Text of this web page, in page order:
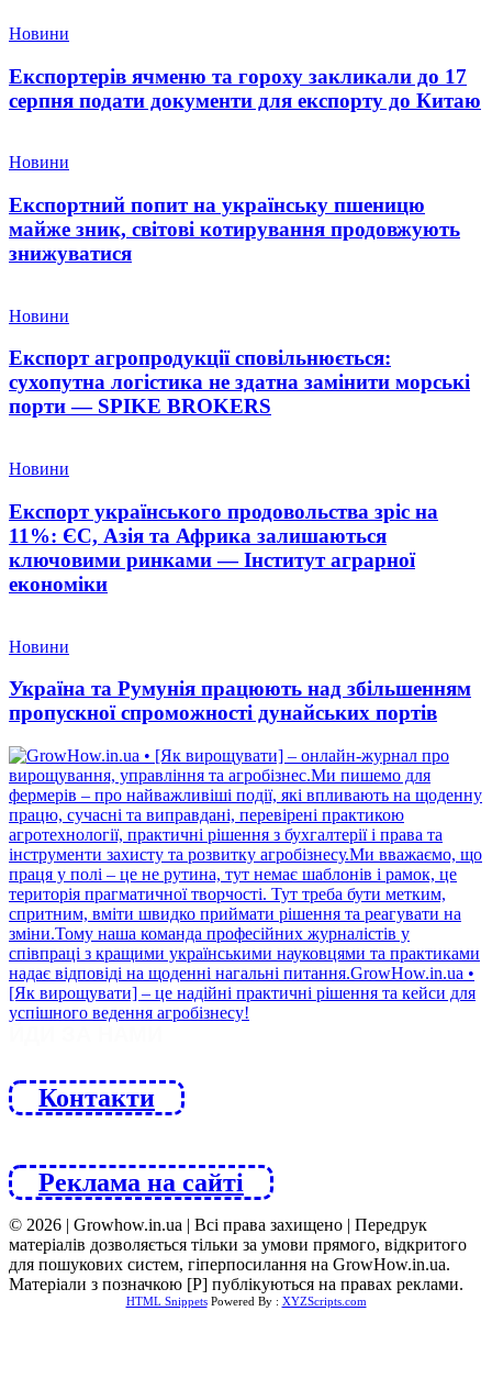
Новини
Експортерів ячменю та гороху закликали до 17
серпня подати документи для експорту до Китаю
Новини
Експортний попит на українську пшеницю
майже зник, світові котирування продовжують
знижуватися
Новини
Експорт агропродукції сповільнюється:
сухопутна логістика не здатна замінити морські
порти — SPIKE BROKERS
Новини
Експорт українського продовольства зріс на
11%: ЄС, Азія та Африка залишаються
ключовими ринками — Інститут аграрної
економіки
Новини
Україна та Румунія працюють над збільшенням
пропускної спроможності дунайських портів
Контакти
Реклама на сайті
© 2026 | Growhow.in.ua | Всі права захищено | Передрук
матеріалів дозволяється тільки за умови прямого, відкритого
для пошукових систем, гіперпосилання на GrowHow.in.ua.
Матеріали з позначкою [Р] публікуються на правах реклами.
HTML SnippetsPowered By : XYZScripts.com